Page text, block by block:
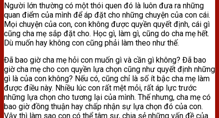
Người lớn thường có một thói quen đó là luôn đưa ra những
quan điểm của mình để áp đặt cho những chuyện của con cái.
Mọi chuyện của con, con không được quyền quyết định, cái gì
cũng cha mẹ sắp đặt cho. Học gì, làm gì, cũng do cha mẹ hết.
Dù muốn hay không con cũng phải làm theo như thế.
Đã bao giờ cha mẹ hỏi con muốn gì và cần gì không? Đã bao
giờ cha mẹ cho con quyền lựa chọn cũng như quyết định những
gì là của con không? Nếu có, cũng chỉ là số ít bậc cha mẹ làm
được điều này. Nhiều lúc con rất mệt mỏi, rất áp lực trước
những lựa chọn cho tương lại của mình. Thế nhưng, cha mẹ có
bao giờ đồng thuận hay chấp nhận sự lựa chọn đó của con.
Vậy thì làm sao con có thể tâm sự, chia sẻ những vấn đề của